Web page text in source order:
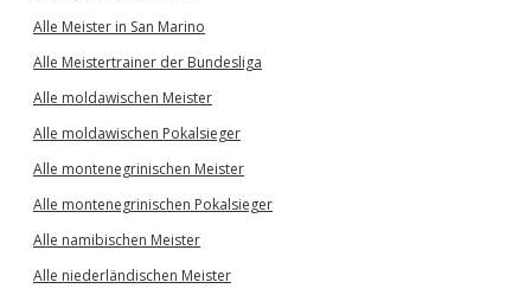
Alle Meister in San Marino
Alle Meistertrainer der Bundesliga
Alle moldawischen Meister
Alle moldawischen Pokalsieger
Alle montenegrinischen Meister
Alle montenegrinischen Pokalsieger
Alle namibischen Meister
Alle niederländischen Meister